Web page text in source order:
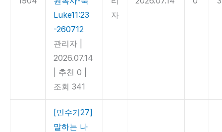
Luke11:23
-260712
관리자
2026.07.14
추천 0
조회 341
자
[민수기27]
말하는 나